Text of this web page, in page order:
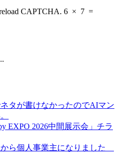
CAPTCHA. 6 × 7 =
タが書けなかったのでAIマン
EXPO 2026中間展示会」チラ
ら個人事業主になりました